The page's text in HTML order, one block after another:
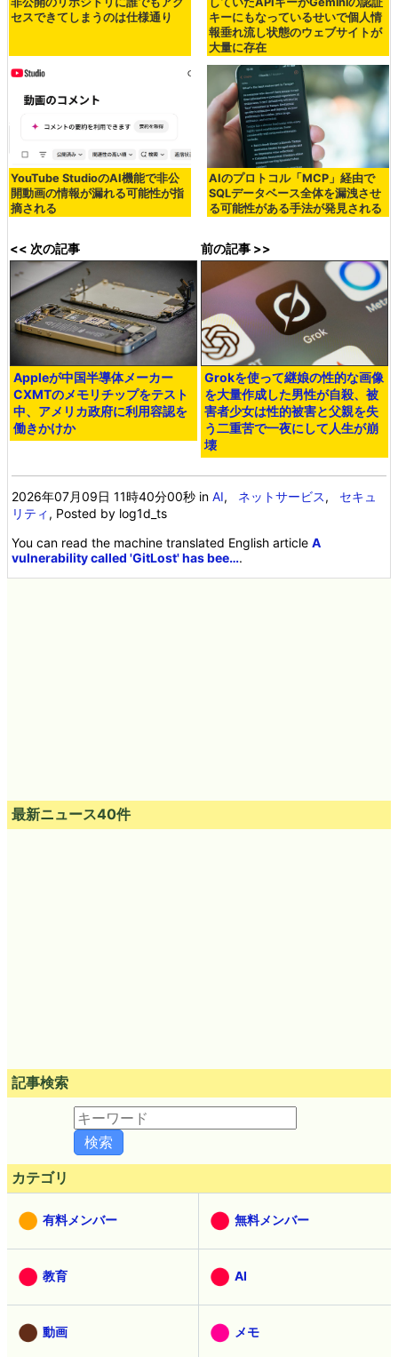
セスできてしまうのは仕様通り
キーにもなっているせいで個人情
報垂れ流し状態のウェブサイトが
大量に存在
YouTube StudioのAI機能で非公
開動画の情報が漏れる可能性が指
摘される
AIのプロトコル「MCP」経由で
SQLデータベース全体を漏洩させ
る可能性がある手法が発見される
<< 次の記事
Appleが中国半導体メーカー
CXMTのメモリチップをテスト
中、アメリカ政府に利用容認を
働きかけか
前の記事 >>
Grokを使って継娘の性的な画像
を大量作成した男性が自殺、被
害者少女は性的被害と父親を失
う二重苦で一夜にして人生が崩
壊
2026年07月09日 11時40分00秒 inAI, ネットサービス, セキュ
リティ , Posted by log1d_ts
You can read the machine translated English articleA
vulnerability called 'GitLost' has bee….
最新ニュース40件
記事検索
カテゴリ
有料メンバー 無料メンバー
教育 AI
動画 メモ